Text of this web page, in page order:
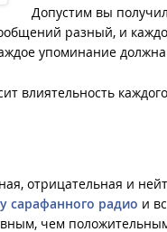
Допустим вы
разный, и
упоминание
влиятельность
отрицательная и
сарафанного радио и
чем